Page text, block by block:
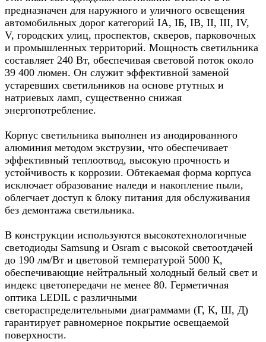
предназначен для наружного и уличного освещения
автомобильных дорог категорий IА, IБ, IВ, II, III, IV,
V, городских улиц, проспектов, скверов, парковочных
и промышленных территорий. Мощность светильника
составляет 240 Вт, обеспечивая световой поток около
39 400 люмен. Он служит эффективной заменой
устаревших светильников на основе ртутных и
натриевых ламп, существенно снижая
энергопотребление.
Корпус светильника выполнен из анодированного
алюминия методом экструзии, что обеспечивает
эффективный теплоотвод, высокую прочность и
устойчивость к коррозии. Обтекаемая форма корпуса
исключает образование наледи и накопление пыли,
облегчает доступ к блоку питания для обслуживания
без демонтажа светильника.
В конструкции используются высокотехнологичные
светодиоды Samsung и Osram с высокой светоотдачей
до 190 лм/Вт и цветовой температурой 5000 К,
обеспечивающие нейтральный холодный белый свет и
индекс цветопередачи не менее 80. Герметичная
оптика LEDIL с различными
светораспределительными диаграммами (Г, К, Ш, Д)
гарантирует равномерное покрытие освещаемой
поверхности.